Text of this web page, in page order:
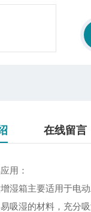
在线留言
用：
湿箱主要适用于电
吸湿的材料，充分